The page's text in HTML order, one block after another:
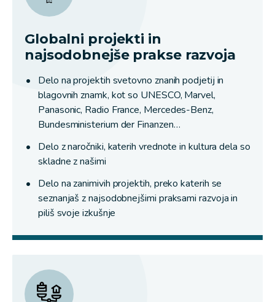
Globalni projekti in
najsodobnejše prakse razvoja
Delo na projektih svetovno znanih podjetij in
blagovnih znamk, kot so UNESCO, Marvel,
Panasonic, Radio France, Mercedes-Benz,
Bundesministerium der Finanzen…
Delo z naročniki, katerih vrednote in kultura dela so
skladne z našimi
Delo na zanimivih projektih, preko katerih se
seznanjaš z najsodobnejšimi praksami razvoja in
piliš svoje izkušnje